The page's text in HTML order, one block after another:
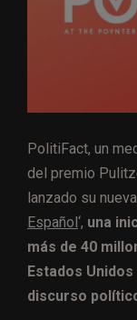
PolitiFact, un
del premio
lanzado su
Español‘, una
más de 40
Estados
discurso